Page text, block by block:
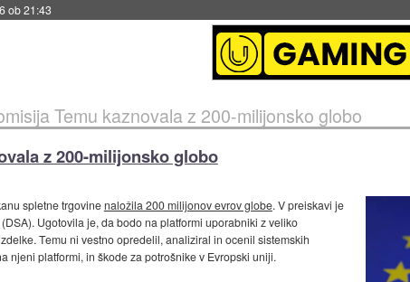
ob 21:43
Temu kaznovala z 200-milijonsko globo
z 200-milijonsko globo
spletne trgovinenaložila 200 milijonov evrov globe. V preiskavi je
Ugotovila je, da bodo na platformi uporabniki z veliko
Temu ni vestno opredelil, analiziral in ocenil sistemskih
njeni platformi, in škode za potrošnike v Evropski uniji.